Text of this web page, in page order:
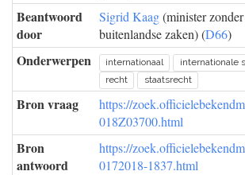
Beantwoord
door
Sigrid Kaag(minister
buitenlandse zaken) (D66)
Onderwerpen internationaal
internationale
recht
staatsrecht
Bron vraag
https://
018Z03700.html
Bron
antwoord
https://
0172018-1837.html